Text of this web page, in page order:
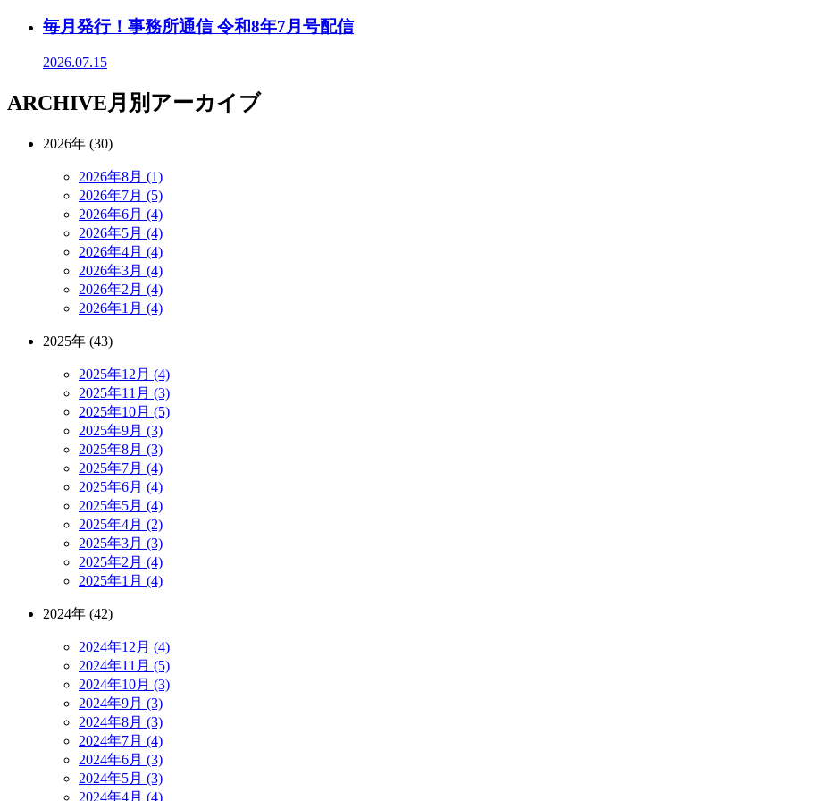
毎月発行！事務所通信 令和8年7月号配信
2026.07.15
ARCHIVE月別アーカイブ
2026年 (30)
2026年8月 (1)
2026年7月 (5)
2026年6月 (4)
2026年5月 (4)
2026年4月 (4)
2026年3月 (4)
2026年2月 (4)
2026年1月 (4)
2025年 (43)
2025年12月 (4)
2025年11月 (3)
2025年10月 (5)
2025年9月 (3)
2025年8月 (3)
2025年7月 (4)
2025年6月 (4)
2025年5月 (4)
2025年4月 (2)
2025年3月 (3)
2025年2月 (4)
2025年1月 (4)
2024年 (42)
2024年12月 (4)
2024年11月 (5)
2024年10月 (3)
2024年9月 (3)
2024年8月 (3)
2024年7月 (4)
2024年6月 (3)
2024年5月 (3)
2024年4月 (4)